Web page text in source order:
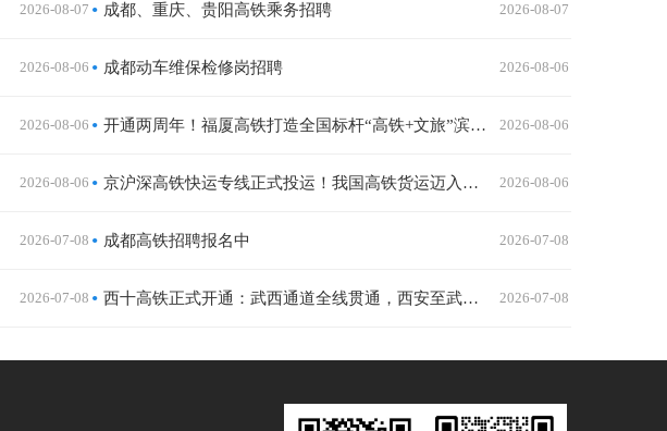
2026-08-07 成都、重庆、贵阳高铁乘务招聘 2026-08-07
2026-08-06 成都动车维保检修岗招聘 2026-08-06
2026-08-06 开通两周年！福厦高铁打造全国标杆“高铁+文旅”滨海黄金通道 2026-08-06
2026-08-06 京沪深高铁快运专线正式投运！我国高铁货运迈入规模化发展新时代 2026-08-06
2026-07-08 成都高铁招聘报名中 2026-07-08
2026-07-08 西十高铁正式开通：武西通道全线贯通，西安至武汉最快2小时41分 2026-07-08